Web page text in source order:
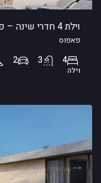
וילת 4 חדרי שינה – פאפוס, Sea Caves
פאפוס
4
3
2
וילה